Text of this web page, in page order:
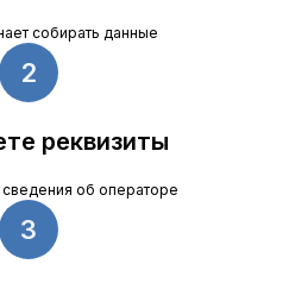
собирать данные
реквизиты
сведения об операторе